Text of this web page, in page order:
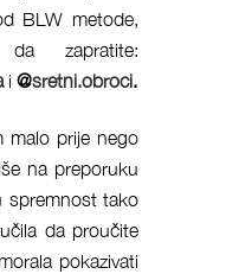
BLW metode,
zapratite:
i @sretni.obroci.
malo prije nego
na preporuku
spremnost tako
da proučite
pokazivati